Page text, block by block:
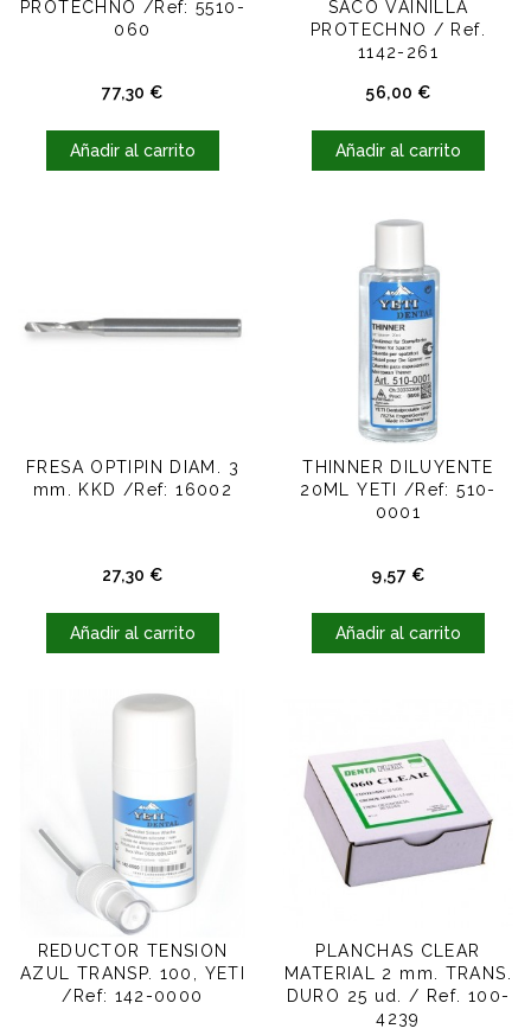
PROTECHNO /Ref: 5510-
060
77,30 €Precio
Añadir al carrito
SACO VAINILLA
PROTECHNO / Ref.
1142-261
56,00 €Precio
Añadir al carrito
FRESA OPTIPIN DIAM. 3
mm. KKD /Ref: 16002
27,30 €Precio
Añadir al carrito
THINNER DILUYENTE
20ML YETI /Ref: 510-
0001
9,57 €Precio
Añadir al carrito
REDUCTOR TENSION
AZUL TRANSP. 100, YETI
/Ref: 142-0000
PLANCHAS CLEAR
MATERIAL 2 mm. TRANS.
DURO 25 ud. / Ref. 100-
4239